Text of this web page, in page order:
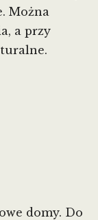
Można
a przy
domy. Do